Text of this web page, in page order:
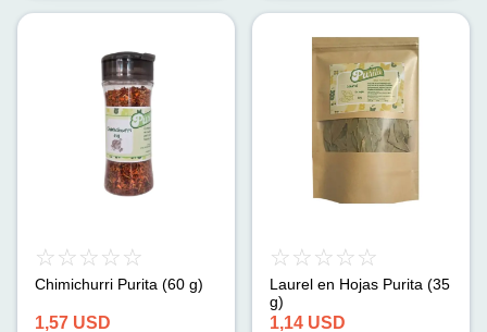
Chimichurri Purita (60 g)
1,57 USD
Laurel en Hojas Purita (35
g)
1,14 USD